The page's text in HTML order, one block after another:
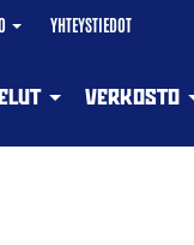
YHTEYSTIEDOT
VERKOSTO